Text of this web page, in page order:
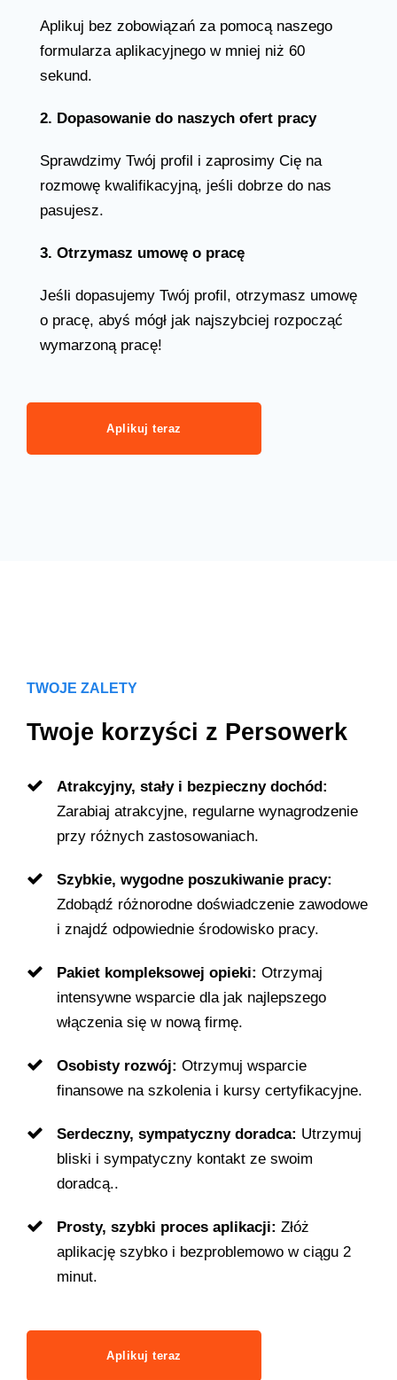
Aplikuj bez zobowiązań za pomocą naszego
formularza aplikacyjnego w mniej niż 60
sekund.
2. Dopasowanie do naszych ofert pracy
Sprawdzimy Twój profil i zaprosimy Cię na
rozmowę kwalifikacyjną, jeśli dobrze do nas
pasujesz.
3. Otrzymasz umowę o pracę
Jeśli dopasujemy Twój profil, otrzymasz umowę
o pracę, abyś mógł jak najszybciej rozpocząć
wymarzoną pracę!
Aplikuj teraz
TWOJE ZALETY
Twoje korzyści z Persowerk
Atrakcyjny, stały i bezpieczny dochód:
Zarabiaj atrakcyjne, regularne wynagrodzenie
przy różnych zastosowaniach.
Szybkie, wygodne poszukiwanie pracy:
Zdobądź różnorodne doświadczenie zawodowe
i znajdź odpowiednie środowisko pracy.
Pakiet kompleksowej opieki: Otrzymaj
intensywne wsparcie dla jak najlepszego
włączenia się w nową firmę.
Osobisty rozwój: Otrzymuj wsparcie
finansowe na szkolenia i kursy certyfikacyjne.
Serdeczny, sympatyczny doradca: Utrzymuj
bliski i sympatyczny kontakt ze swoim
doradcą..
Prosty, szybki proces aplikacji: Złóż
aplikację szybko i bezproblemowo w ciągu 2
minut.
Aplikuj teraz